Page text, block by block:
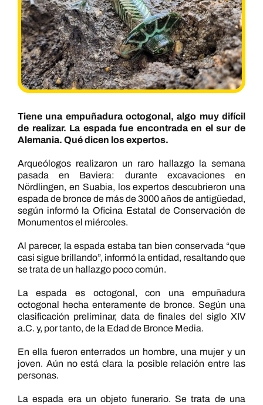
Tiene una empuñadura octogonal, algo muy difícil
de realizar. La espada fue encontrada en el sur de
Alemania. Qué dicen los expertos.
Arqueólogos realizaron un raro hallazgo la semana
pasada en Baviera: durante excavaciones en
Nördlingen, en Suabia, los expertos descubrieron una
espada de bronce de más de 3000 años de antigüedad,
según informó la Oficina Estatal de Conservación de
Monumentos el miércoles.
Al parecer, la espada estaba tan bien conservada “que
casi sigue brillando”, informó la entidad, resaltando que
se trata de un hallazgo poco común.
La espada es octogonal, con una empuñadura
octogonal hecha enteramente de bronce. Según una
clasificación preliminar, data de finales del siglo XIV
a.C. y, por tanto, de la Edad de Bronce Media.
En ella fueron enterrados un hombre, una mujer y un
joven. Aún no está clara la posible relación entre las
personas.
La espada era un objeto funerario. Se trata de una